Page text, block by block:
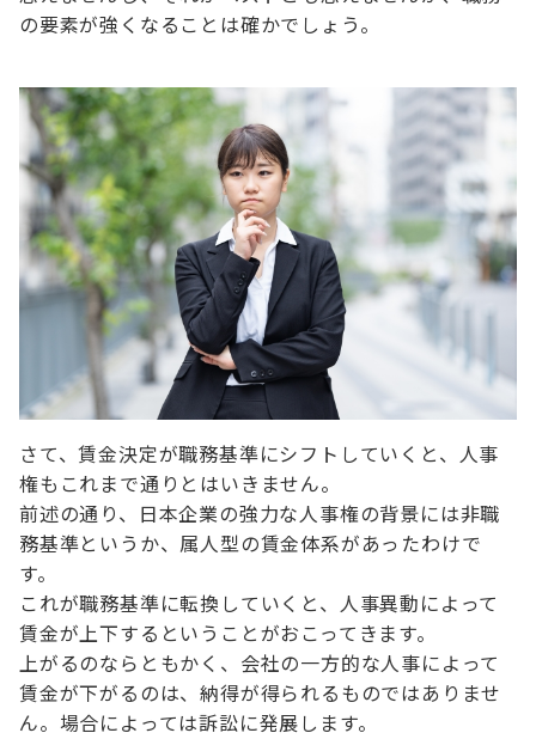
の要素が強くなることは確かでしょう。
さて、賃金決定が職務基準にシフトしていくと、人事
権もこれまで通りとはいきません。
前述の通り、日本企業の強力な人事権の背景には非職
務基準というか、属人型の賃金体系があったわけで
す。
これが職務基準に転換していくと、人事異動によって
賃金が上下するということがおこってきます。
上がるのならともかく、会社の一方的な人事によって
賃金が下がるのは、納得が得られるものではありませ
ん。場合によっては訴訟に発展します。